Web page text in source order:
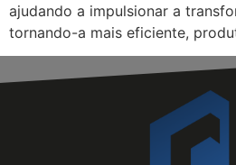
ajudando a impulsionar a
tornando-a mais eficiente,